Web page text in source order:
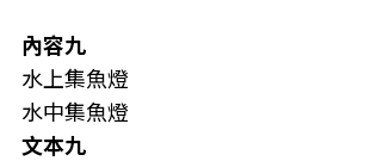
內容九
水上集魚燈
水中集魚燈
文本九